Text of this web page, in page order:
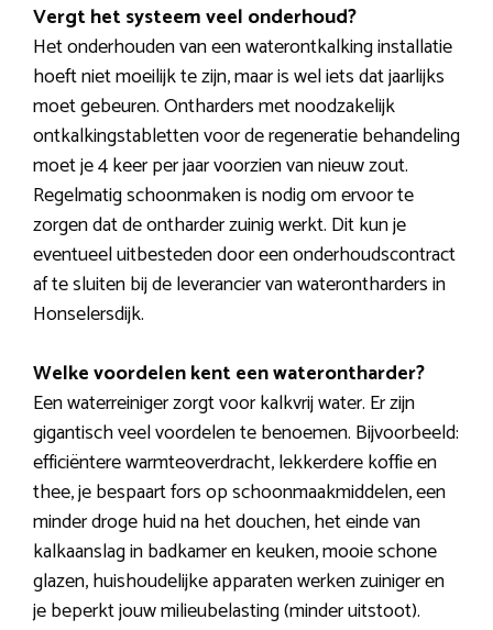
Vergt het systeem veel onderhoud?
Het onderhouden van een waterontkalking installatie
hoeft niet moeilijk te zijn, maar is wel iets dat jaarlijks
moet gebeuren. Ontharders met noodzakelijk
ontkalkingstabletten voor de regeneratie behandeling
moet je 4 keer per jaar voorzien van nieuw zout.
Regelmatig schoonmaken is nodig om ervoor te
zorgen dat de ontharder zuinig werkt. Dit kun je
eventueel uitbesteden door een onderhoudscontract
af te sluiten bij de leverancier van waterontharders in
Honselersdijk.
Welke voordelen kent een waterontharder?
Een waterreiniger zorgt voor kalkvrij water. Er zijn
gigantisch veel voordelen te benoemen. Bijvoorbeeld:
efficiëntere warmteoverdracht, lekkerdere koffie en
thee, je bespaart fors op schoonmaakmiddelen, een
minder droge huid na het douchen, het einde van
kalkaanslag in badkamer en keuken, mooie schone
glazen, huishoudelijke apparaten werken zuiniger en
je beperkt jouw milieubelasting (minder uitstoot).